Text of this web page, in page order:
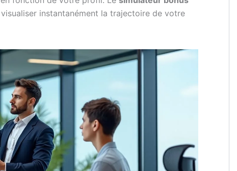
instantanément la trajectoire de votre